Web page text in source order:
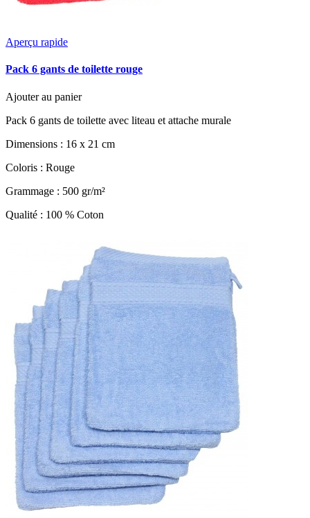
Aperçu rapide
Pack 6 gants de toilette rouge
Ajouter au panier
Pack 6 gants de toilette avec liteau et attache murale
Dimensions : 16 x 21 cm
Coloris : Rouge
Grammage : 500 gr/m²
Qualité : 100 % Coton